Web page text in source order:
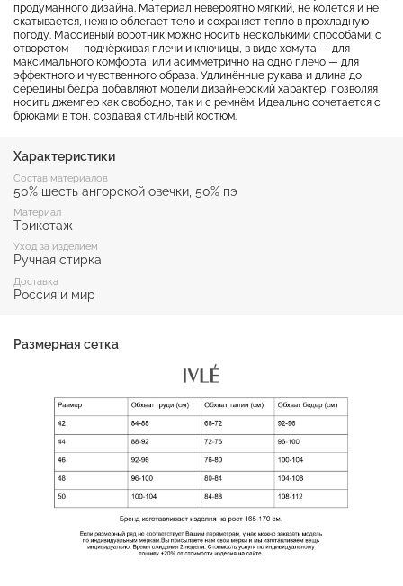
продуманного дизайна. Материал невероятно мягкий, не колется и не
скатывается, нежно облегает тело и сохраняет тепло в прохладную
погоду. Массивный воротник можно носить несколькими способами: с
отворотом — подчёркивая плечи и ключицы, в виде хомута — для
максимального комфорта, или асимметрично на одно плечо — для
эффектного и чувственного образа. Удлинённые рукава и длина до
середины бедра добавляют модели дизайнерский характер, позволяя
носить джемпер как свободно, так и с ремнём. Идеально сочетается с
брюками в тон, создавая стильный костюм.
Характеристики
Состав материалов
50% шесть ангорской овечки, 50% пэ
Материал
Трикотаж
Уход за изделием
Ручная стирка
Доставка
Россия и мир
Размерная сетка